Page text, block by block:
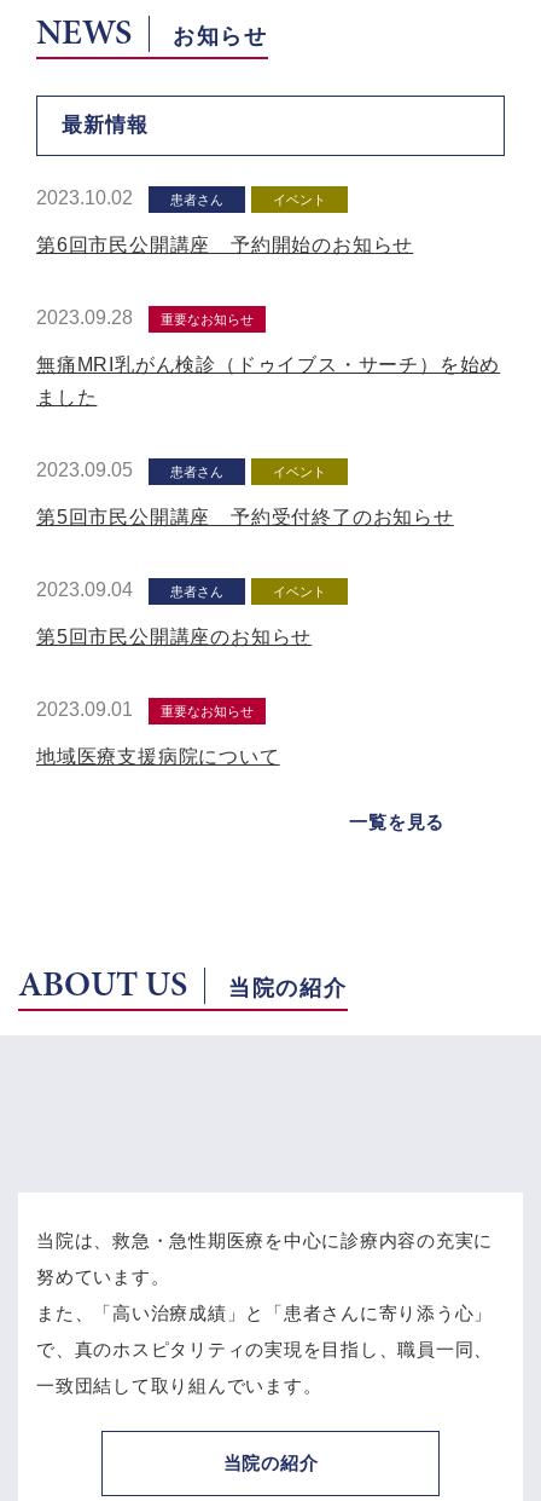
NEWS お知らせ
最新情報
2023.10.02 患者さん イベント
第6回市民公開講座 予約開始のお知らせ
2023.09.28 重要なお知らせ
無痛MRI乳がん検診（ドゥイブス・サーチ）を始め
ました
2023.09.05 患者さん イベント
第5回市民公開講座 予約受付終了のお知らせ
2023.09.04 患者さん イベント
第5回市民公開講座のお知らせ
2023.09.01 重要なお知らせ
地域医療支援病院について
一覧を見る
ABOUT US 当院の紹介
当院は、救急・急性期医療を中心に診療内容の充実に
努めています。
また、「高い治療成績」と「患者さんに寄り添う心」
で、 真のホスピタリティの実現を目指し、職員一同、
一致団結して取り組んでいます。
当院の紹介